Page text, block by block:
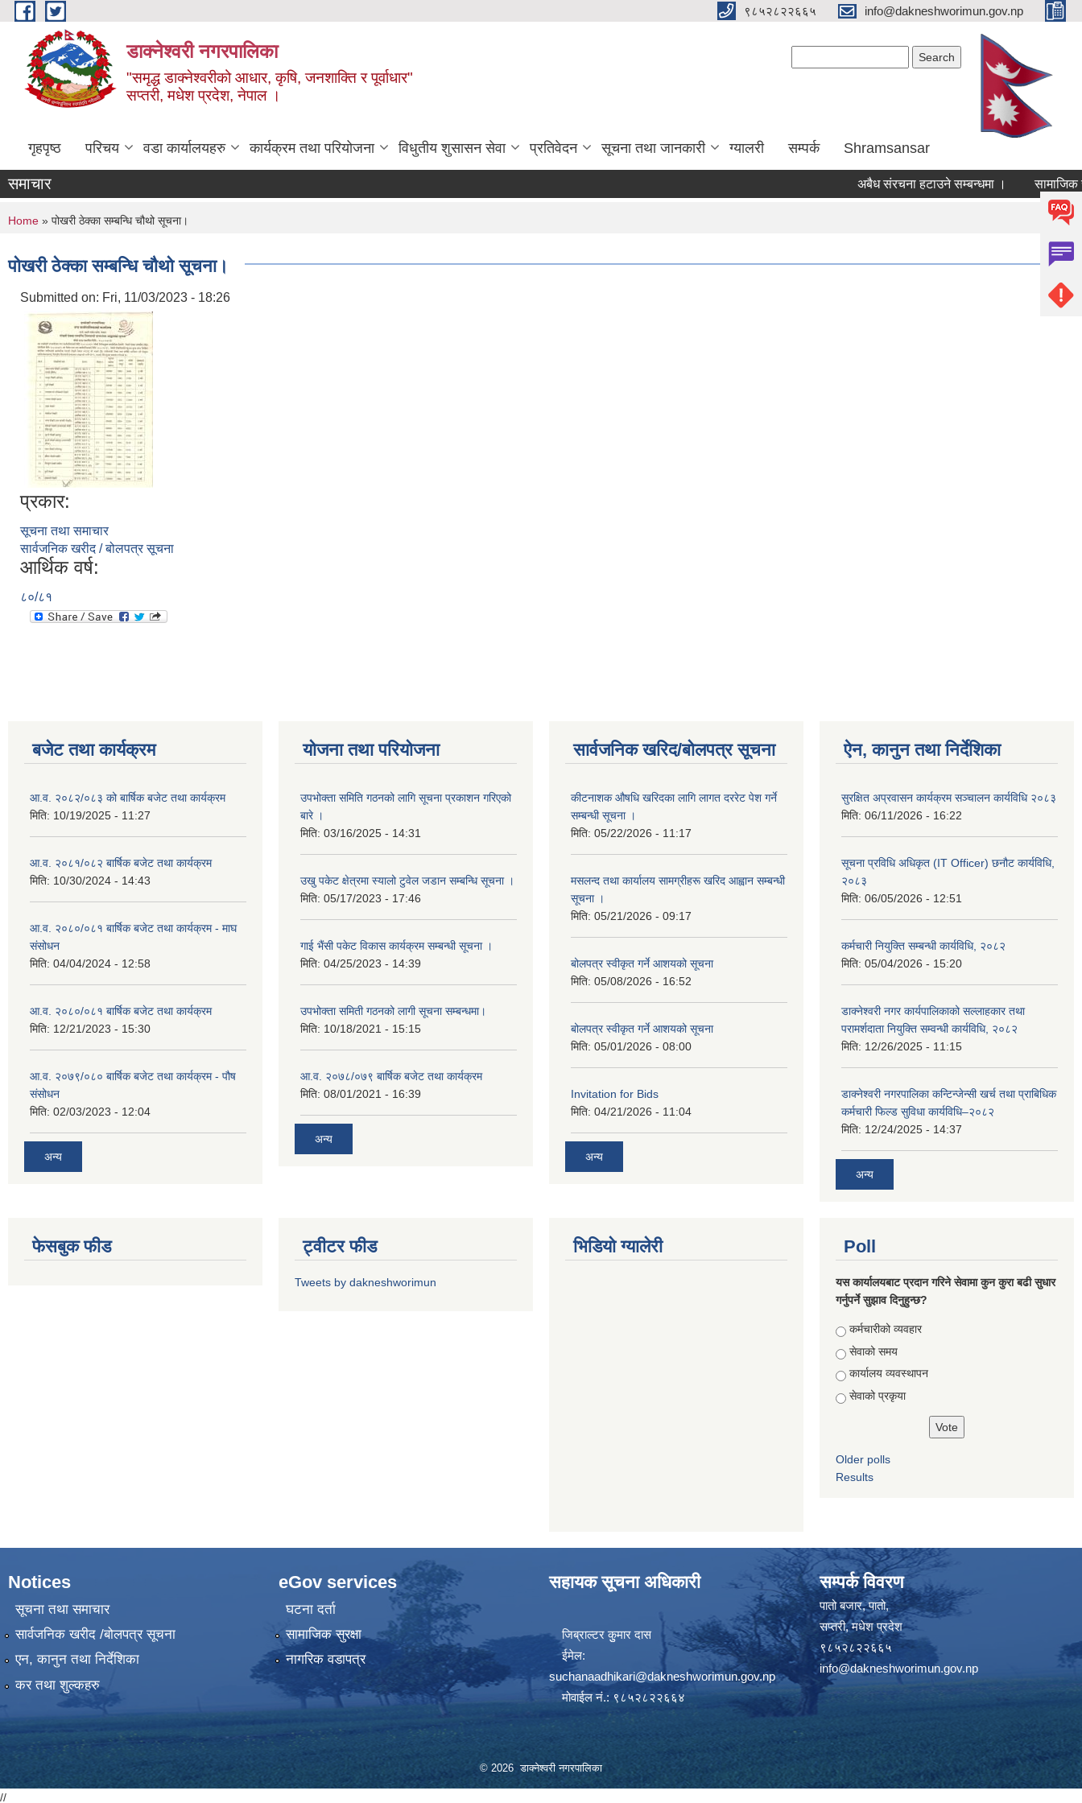
Skip to main content ९८५२८२२६६५ info@dakneshworimun.gov.np
डाक्नेश्वरी नगरपालिका
"समृद्ध डाक्नेश्वरीको आधार, कृषि, जनशाक्ति र पूर्वाधार"
सप्तरी, मधेश प्रदेश, नेपाल ।
गृहपृष्ठ परिचय वडा कार्यालयहरु कार्यक्रम तथा परियोजना विधुतीय शुसासन सेवा प्रतिवेदन सूचना तथा जानकारी ग्यालरी सम्पर्क Shramsansar
समाचार अबैध संरचना हटाउने सम्बन्धमा । सामाजिक
You are here
Home » पोखरी ठेक्का सम्बन्धि चौथो सूचना।
पोखरी ठेक्का सम्बन्धि चौथो सूचना।
Submitted on: Fri, 11/03/2023 - 18:26
प्रकार:
सूचना तथा समाचार
सार्वजनिक खरीद / बोलपत्र सूचना
आर्थिक वर्ष:
८०/८१
बजेट तथा कार्यक्रम
आ.व. २०८२/०८३ को बार्षिक बजेट तथा कार्यक्रम
मिति: 10/19/2025 - 11:27
आ.व. २०८१/०८२ बार्षिक बजेट तथा कार्यक्रम
मिति: 10/30/2024 - 14:43
आ.व. २०८०/०८१ बार्षिक बजेट तथा कार्यक्रम - माघ
संसोधन
मिति: 04/04/2024 - 12:58
आ.व. २०८०/०८१ बार्षिक बजेट तथा कार्यक्रम
मिति: 12/21/2023 - 15:30
आ.व. २०७९/०८० बार्षिक बजेट तथा कार्यक्रम - पौष
संसोधन
मिति: 02/03/2023 - 12:04
अन्य
योजना तथा परियोजना
उपभोक्ता समिति गठनको लागि सूचना प्रकाशन गरिएको
बारे ।
मिति: 03/16/2025 - 14:31
उखु पकेट क्षेत्रमा स्यालो टुवेल जडान सम्बन्धि सूचना ।
मिति: 05/17/2023 - 17:46
गाई भैंसी पकेट विकास कार्यक्रम सम्बन्धी सूचना ।
मिति: 04/25/2023 - 14:39
उपभोक्ता समिती गठनको लागी सूचना सम्बन्धमा।
मिति: 10/18/2021 - 15:15
आ.व. २०७८/०७९ बार्षिक बजेट तथा कार्यक्रम
मिति: 08/01/2021 - 16:39
अन्य
सार्वजनिक खरिद/बोलपत्र सूचना
कीटनाशक औषधि खरिदका लागि लागत दररेट पेश गर्ने
सम्बन्धी सूचना ।
मिति: 05/22/2026 - 11:17
मसलन्द तथा कार्यालय सामग्रीहरू खरिद आह्वान सम्बन्धी
सूचना ।
मिति: 05/21/2026 - 09:17
बोलपत्र स्वीकृत गर्ने आशयको सूचना
मिति: 05/08/2026 - 16:52
बोलपत्र स्वीकृत गर्ने आशयको सूचना
मिति: 05/01/2026 - 08:00
Invitation for Bids
मिति: 04/21/2026 - 11:04
अन्य
ऐन, कानुन तथा निर्देशिका
सुरक्षित अप्रवासन कार्यक्रम सञ्चालन कार्यविधि २०८३
मिति: 06/11/2026 - 16:22
सूचना प्रविधि अधिकृत (IT Officer) छनौट कार्यविधि,
२०८३
मिति: 06/05/2026 - 12:51
कर्मचारी नियुक्ति सम्बन्धी कार्यविधि, २०८२
मिति: 05/04/2026 - 15:20
डाक्नेश्वरी नगर कार्यपालिकाको सल्लाहकार तथा
परामर्शदाता नियुक्ति सम्वन्धी कार्यविधि, २०८२
मिति: 12/26/2025 - 11:15
डाक्नेश्वरी नगरपालिका कन्टिन्जेन्सी खर्च तथा प्राबिधिक
कर्मचारी फिल्ड सुविधा कार्यविधि–२०८२
मिति: 12/24/2025 - 14:37
अन्य
फेसबुक फीड ट्वीटर फीड
Tweets by dakneshworimun
भिडियाे ग्यालेरी Poll
यस कार्यालयबाट प्रदान गरिने सेवामा कुन कुरा बढी सुधार
गर्नुपर्ने सुझाव दिनुहुन्छ?
Choices
कर्मचारीको व्यवहार
सेवाको समय
कार्यालय व्यवस्थापन
सेवाको प्रकृया
Older polls
Results
Notices
सूचना तथा समाचार
सार्वजनिक खरीद /बोलपत्र सूचना
एन, कानुन तथा निर्देशिका
कर तथा शुल्कहरु
eGov services
घटना दर्ता
सामाजिक सुरक्षा
नागरिक वडापत्र
सहायक सूचना अधिकारी
जिब्राल्टर कुुमार दास
ईमेल:
suchanaadhikari@dakneshworimun.gov.np
मोवाईल नं.: ९८५२८२२६६४
सम्पर्क विवरण
पातो बजार, पातो,
सप्तरी, मधेश प्रदेश
९८५२८२२६६५
info@dakneshworimun.gov.np
© 2026 डाक्नेश्वरी नगरपालिका
//